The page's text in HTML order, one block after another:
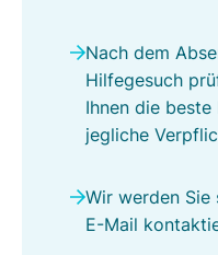
n
o
Nach dem
Hilfegesuch
Ihnen die
jegliche
Wir werden
E-Mail